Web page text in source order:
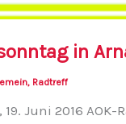
in
, Radtreff
Juni 2016 AOK-